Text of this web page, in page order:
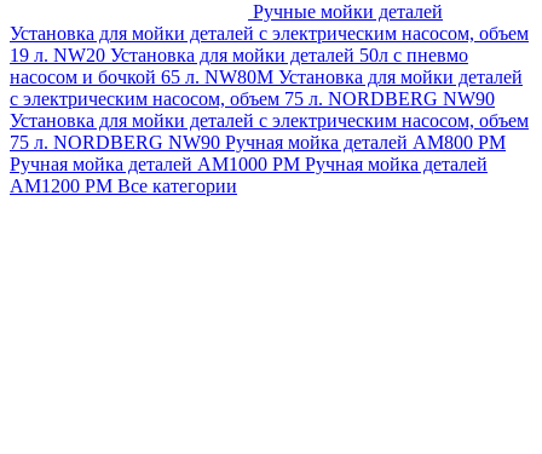
Ручные мойки деталей
Установка для мойки деталей с электрическим насосом, объем
19 л. NW20 Установка для мойки деталей 50л с пневмо
насосом и бочкой 65 л. NW80M Установка для мойки деталей
с электрическим насосом, объем 75 л. NORDBERG NW90
Установка для мойки деталей с электрическим насосом, объем
75 л. NORDBERG NW90 Ручная мойка деталей АМ800 РМ
Ручная мойка деталей АМ1000 РМ Ручная мойка деталей
АМ1200 РМ Все категории